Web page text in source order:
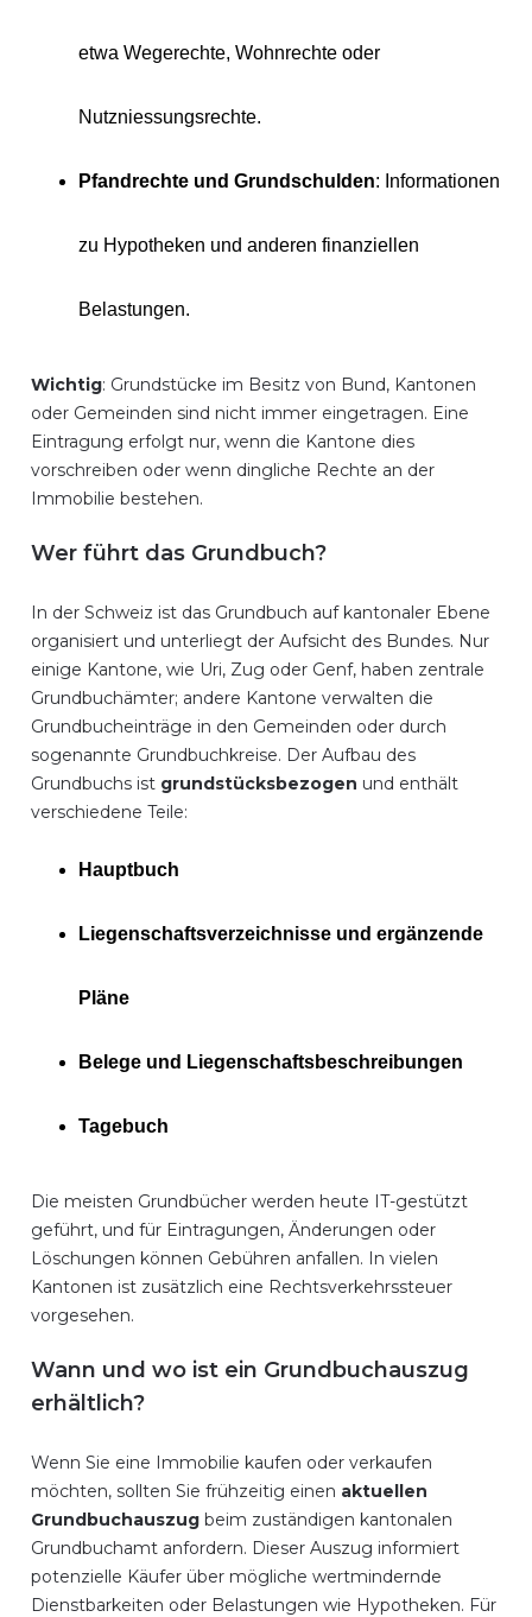
etwa Wegerechte, Wohnrechte oder
Nutzniessungsrechte.
Pfandrechte und Grundschulden: Informationen
zu Hypotheken und anderen finanziellen
Belastungen.
Wichtig: Grundstücke im Besitz von Bund, Kantonen
oder Gemeinden sind nicht immer eingetragen. Eine
Eintragung erfolgt nur, wenn die Kantone dies
vorschreiben oder wenn dingliche Rechte an der
Immobilie bestehen.
Wer führt das Grundbuch?
In der Schweiz ist das Grundbuch auf kantonaler Ebene
organisiert und unterliegt der Aufsicht des Bundes. Nur
einige Kantone, wie Uri, Zug oder Genf, haben zentrale
Grundbuchämter; andere Kantone verwalten die
Grundbucheinträge in den Gemeinden oder durch
sogenannte Grundbuchkreise. Der Aufbau des
Grundbuchs ist grundstücksbezogen und enthält
verschiedene Teile:
Hauptbuch
Liegenschaftsverzeichnisse und ergänzende
Pläne
Belege und Liegenschaftsbeschreibungen
Tagebuch
Die meisten Grundbücher werden heute IT-gestützt
geführt, und für Eintragungen, Änderungen oder
Löschungen können Gebühren anfallen. In vielen
Kantonen ist zusätzlich eine Rechtsverkehrssteuer
vorgesehen.
Wann und wo ist ein Grundbuchauszug
erhältlich?
Wenn Sie eine Immobilie kaufen oder verkaufen
möchten, sollten Sie frühzeitig einen aktuellen
Grundbuchauszug beim zuständigen kantonalen
Grundbuchamt anfordern. Dieser Auszug informiert
potenzielle Käufer über mögliche wertmindernde
Dienstbarkeiten oder Belastungen wie Hypotheken. Für